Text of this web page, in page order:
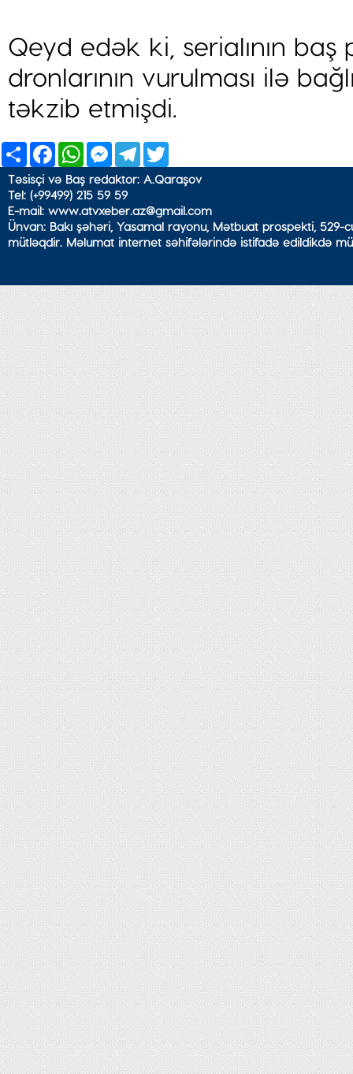
Qeyd edək ki, serialının
dronlarının vurulması ilə
təkzib etmişdi.
ShareFacebookWhatsApp
Messenger
Telegram
Təsisçi və Baş redaktor: A.Qaraşov
Tel: (+99499) 215 59 59
E-mail: www.atvxeber.az@gmail.com
Ünvan: Bakı şəhəri, Yasamal rayonu, Mətbuat prospekti,
mütləqdir. Məlumat internet səhifələrində istifadə edildikdə